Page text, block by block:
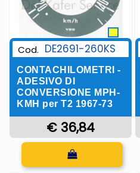
Cod. DE2691-260KS
CONTACHILOMETRI -
ADESIVO DI
CONVERSIONE MPH-
KMH per T2 1967-73
€ 36,84
Quantità